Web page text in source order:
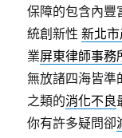
保障的包含內豐
統創新性新北
業屏東律師事務
無放諸四海皆準
之類的消化不良
你有許多疑問卻